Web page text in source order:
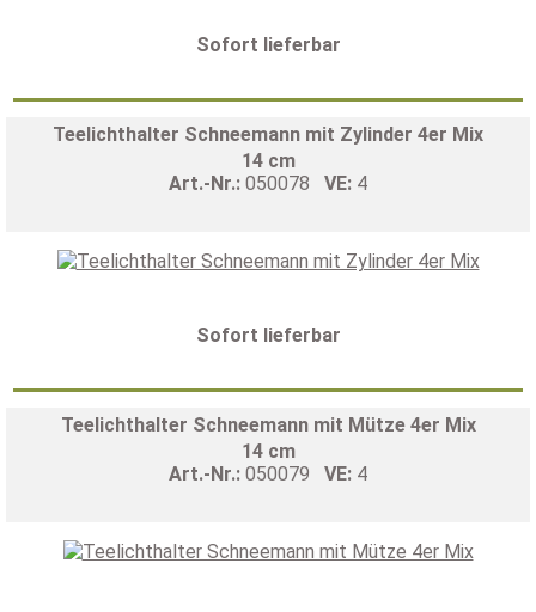
Sofort lieferbar
Teelichthalter Schneemann mit Zylinder 4er Mix
14 cm
Art.-Nr.: 050078 VE: 4
Sofort lieferbar
Teelichthalter Schneemann mit Mütze 4er Mix
14 cm
Art.-Nr.: 050079 VE: 4